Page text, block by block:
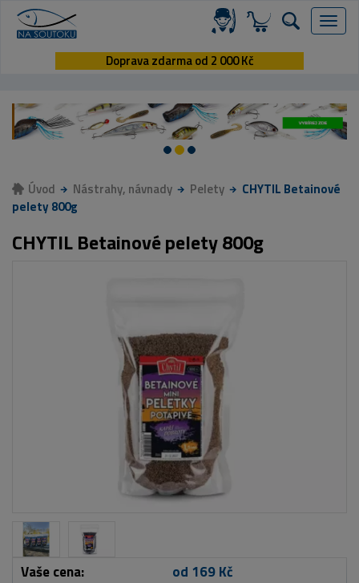
Menu
Doprava zdarma od 2 000 Kč
Úvod Nástrahy, návnady Pelety
CHYTIL Betainové
pelety 800g
CHYTIL Betainové pelety 800g
Vaše cena:
od 169 Kč